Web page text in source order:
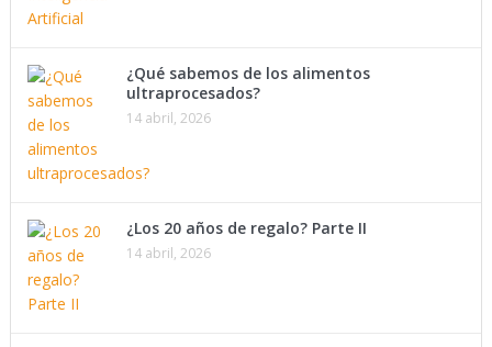
¿Qué sabemos de los alimentos
ultraprocesados?
14 abril, 2026
¿Los 20 años de regalo? Parte II
14 abril, 2026